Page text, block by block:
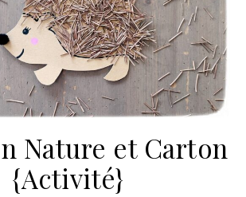
Nature et Carton
{Activité}